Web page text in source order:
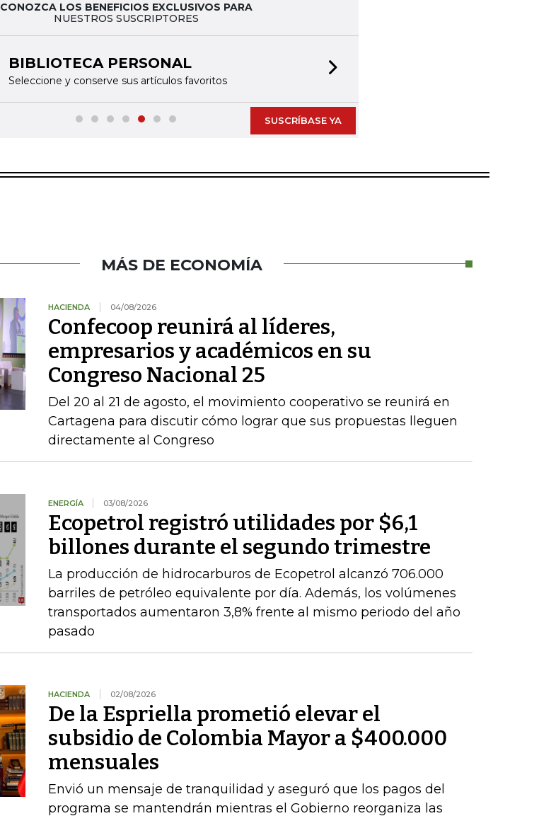
CONOZCA LOS BENEFICIOS EXCLUSIVOS PARA
NUESTROS SUSCRIPTORES
BIBLIOTECA PERSONAL
Seleccione y conserve sus artículos favoritos
SUSCRÍBASE YA
MÁS DE ECONOMÍA
HACIENDA 04/08/2026
Confecoop reunirá al líderes,
empresarios y académicos en su
Congreso Nacional 25
Del 20 al 21 de agosto, el movimiento cooperativo se reunirá en
Cartagena para discutir cómo lograr que sus propuestas lleguen
directamente al Congreso
ENERGÍA 03/08/2026
Ecopetrol registró utilidades por $6,1
billones durante el segundo trimestre
La producción de hidrocarburos de Ecopetrol alcanzó 706.000
barriles de petróleo equivalente por día. Además, los volúmenes
transportados aumentaron 3,8% frente al mismo periodo del año
pasado
HACIENDA 02/08/2026
De la Espriella prometió elevar el
subsidio de Colombia Mayor a $400.000
mensuales
Envió un mensaje de tranquilidad y aseguró que los pagos del
programa se mantendrán mientras el Gobierno reorganiza las